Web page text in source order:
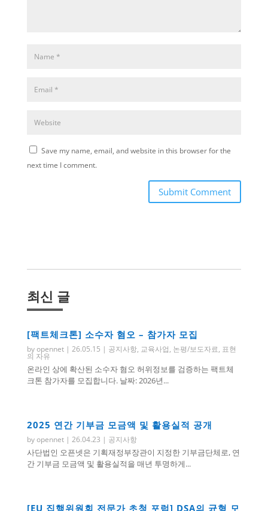
Save my name, email, and website in this browser for the
next time I comment.
Submit Comment
최신 글
[팩트체크톤] 소수자 혐오 – 참가자 모집
byopennet| 26.05.15 | 공지사항, 교육사업, 논평/보도자료, 표현
의 자유
온라인 상에 확산된 소수자 혐오 허위정보를 검증하는 팩트체
크톤 참가자를 모집합니다. 날짜: 2026년...
2025 연간 기부금 모금액 및 활용실적 공개
byopennet| 26.04.23 | 공지사항
사단법인 오픈넷은 기획재정부장관이 지정한 기부금단체로, 연
간 기부금 모금액 및 활용실적을 매년 투명하게...
[EU 집행위원회 전문가 초청 포럼] DSA의 균형 모